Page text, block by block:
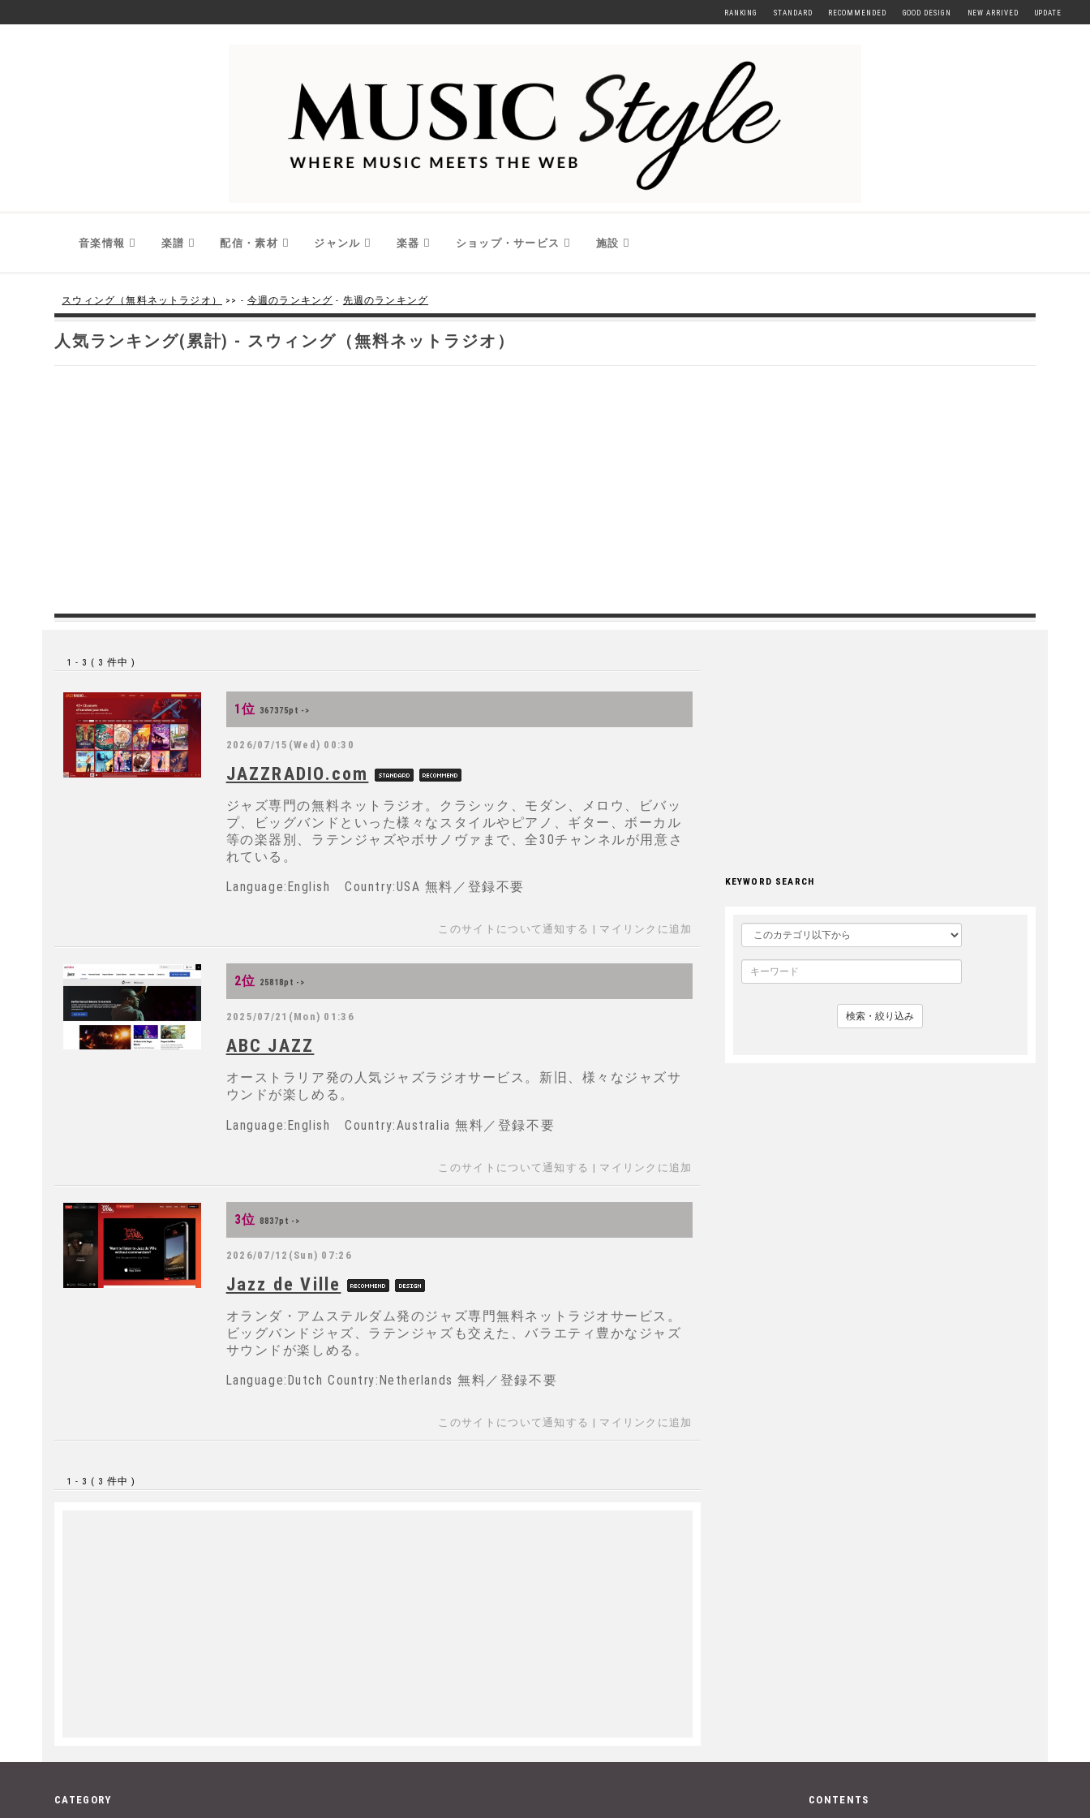
UPDATE
NEW ARRIVED
GOOD DESIGN
RECOMMENDED
STANDARD
RANKING
音楽情報 楽譜 配信・素材 ジャンル 楽器 ショップ・サービス 施設
スウィング（無料ネットラジオ） >> - 今週のランキング - 先週のランキング
人気ランキング(累計) - スウィング（無料ネットラジオ）
1 - 3 ( 3 件中 )
1位 367375pt ->
2026/07/15(Wed) 00:30
JAZZRADIO.com
ジャズ専門の無料ネットラジオ。クラシック、モダン、メロウ、ビバッ
プ、ビッグバンドといった様々なスタイルやピアノ、ギター、ボーカル
等の楽器別、ラテンジャズやボサノヴァまで、全30チャンネルが用意さ
れている。
Language:English Country:USA 無料／登録不要
このサイトについて通知する | マイリンクに追加
2位 25818pt ->
2025/07/21(Mon) 01:36
ABC JAZZ
オーストラリア発の人気ジャズラジオサービス。新旧、様々なジャズサ
ウンドが楽しめる。
Language:English Country:Australia 無料／登録不要
このサイトについて通知する | マイリンクに追加
3位 8837pt ->
2026/07/12(Sun) 07:26
Jazz de Ville
オランダ・アムステルダム発のジャズ専門無料ネットラジオサービス。
ビッグバンドジャズ、ラテンジャズも交えた、バラエティ豊かなジャズ
サウンドが楽しめる。
Language:Dutch Country:Netherlands 無料／登録不要
このサイトについて通知する | マイリンクに追加
1 - 3 ( 3 件中 )
KEYWORD SEARCH
検索・絞り込み
CATEGORY CONTENTS